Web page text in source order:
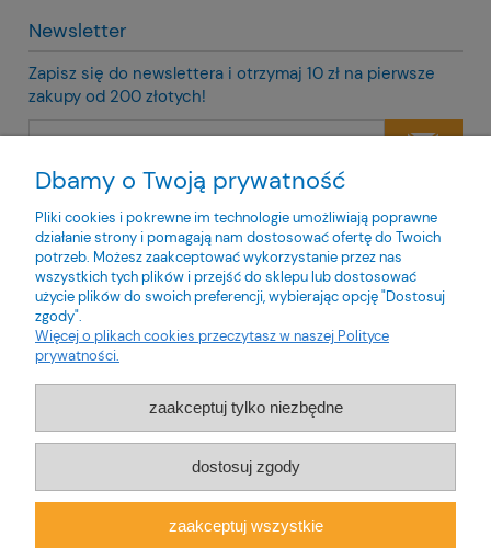
Newsletter
Zapisz się do newslettera i otrzymaj 10 zł na pierwsze
zakupy od 200 złotych!
Twoje dane będą przetwarzane zgodnie z nasząpolityką
prywatności
Pomoc
Moje konto
Dbamy o Twoją prywatność
Pliki cookies i pokrewne im technologie umożliwiają poprawne
działanie strony i pomagają nam dostosować ofertę do Twoich
potrzeb. Możesz zaakceptować wykorzystanie przez nas
wszystkich tych plików i przejść do sklepu lub dostosować
użycie plików do swoich preferencji, wybierając opcję "Dostosuj
zgody".
Więcej o plikach cookies przeczytasz w naszej Polityce
prywatności.
zaakceptuj tylko niezbędne
dostosuj zgody
zaakceptuj wszystkie